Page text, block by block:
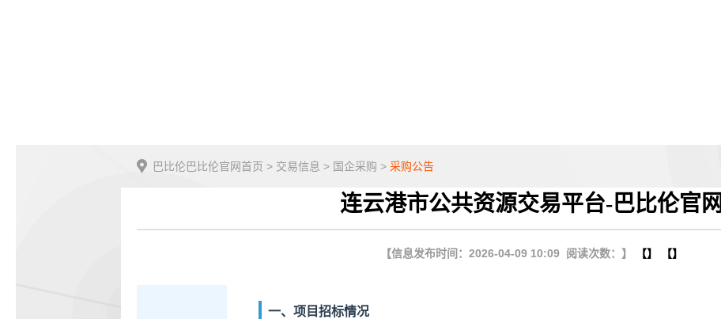
巴比伦巴比伦官网首页 > 交易信息 > 国企采购 > 采购公告
连云港市公共资源交易平台-巴比伦官网
【信息发布时间：2026-04-09 10:09 阅读次数：】 【】 【】
一、项目招标情况